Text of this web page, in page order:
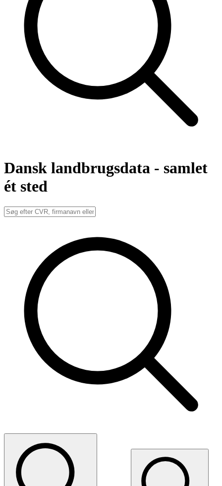
Dansk landbrugsdata - samlet
ét sted